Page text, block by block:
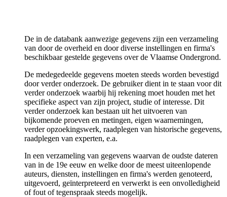
De in de databank aanwezige gegevens zijn een verzameling
van door de overheid en door diverse instellingen en firma's
beschikbaar gestelde gegevens over de Vlaamse Ondergrond.
De medegedeelde gegevens moeten steeds worden bevestigd
door verder onderzoek. De gebruiker dient in te staan voor dit
verder onderzoek waarbij hij rekening moet houden met het
specifieke aspect van zijn project, studie of interesse. Dit
verder onderzoek kan bestaan uit het uitvoeren van
bijkomende proeven en metingen, eigen waarnemingen,
verder opzoekingswerk, raadplegen van historische gegevens,
raadplegen van experten, e.a.
In een verzameling van gegevens waarvan de oudste dateren
van in de 19e eeuw en welke door de meest uiteenlopende
auteurs, diensten, instellingen en firma's werden genoteerd,
uitgevoerd, geïnterpreteerd en verwerkt is een onvolledigheid
of fout of tegenspraak steeds mogelijk.